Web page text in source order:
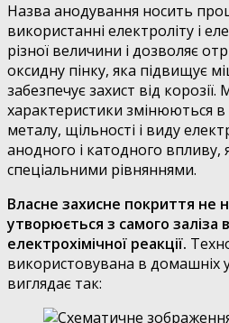
Назва анодування носить
використанні електроліту і
різної величини і дозволяє
оксидну пінку, яка підвищує
забезпечує захист від корозії.
характеристики змінюються в
металу, щільності і виду
анодного і катодного впливу,
спеціальними рівняннями.
Власне захисне покриття не
утворюється з самого заліза
електрохімічної реакції.
використовувана в домашніх
виглядає так: